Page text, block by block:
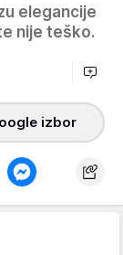
elegancije
nije teško.
izbor